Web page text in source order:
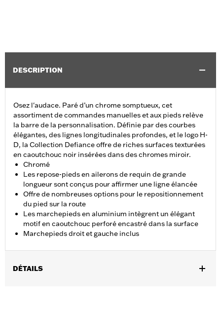
DESCRIPTION
Osez l'audace. Paré d’un chrome somptueux, cet
assortiment de commandes manuelles et aux pieds relève
la barre de la personnalisation. Définie par des courbes
élégantes, des lignes longitudinales profondes, et le logo H-
D, la Collection Defiance offre de riches surfaces texturées
en caoutchouc noir insérées dans des chromes miroir.
Chromé
Les repose-pieds en ailerons de requin de grande
longueur sont conçus pour affirmer une ligne élancée
Offre de nombreuses options pour le repositionnement
du pied sur la route
Les marchepieds en aluminium intègrent un élégant
motif en caoutchouc perforé encastré dans la surface
Marchepieds droit et gauche inclus
DÉTAILS